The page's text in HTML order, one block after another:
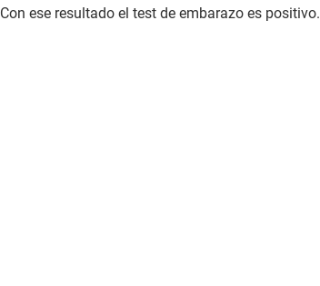
Con ese resultado el test de embarazo es positivo.